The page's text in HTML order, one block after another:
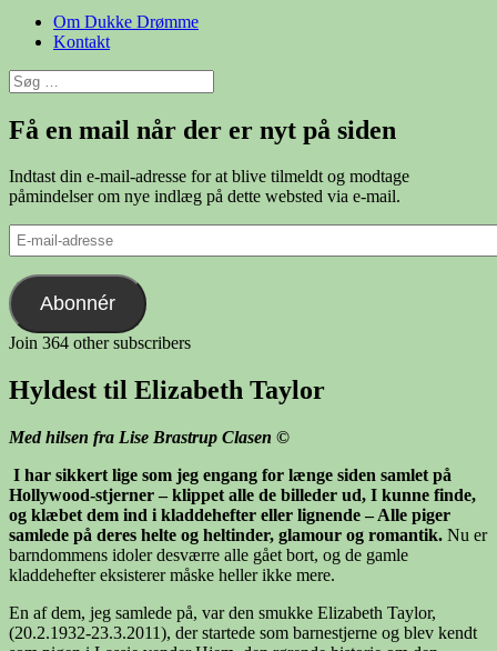
Om Dukke Drømme
Kontakt
Søg
efter:
Få en mail når der er nyt på siden
Indtast din e-mail-adresse for at blive tilmeldt og modtage
påmindelser om nye indlæg på dette websted via e-mail.
E-
mail-
adresse
Abonnér
Join 364 other subscribers
Hyldest til Elizabeth Taylor
Med hilsen fra Lise Brastrup Clasen ©
I har sikkert lige som jeg engang for længe siden samlet på
Hollywood-stjerner – klippet alle de billeder ud, I kunne finde,
og klæbet dem ind i kladdehefter eller lignende – Alle piger
samlede på deres helte og heltinder, glamour og romantik. Nu er
barndommens idoler desværre alle gået bort, og de gamle
kladdehefter eksisterer måske heller ikke mere.
En af dem, jeg samlede på, var den smukke Elizabeth Taylor,
(20.2.1932-23.3.2011), der startede som barnestjerne og blev kendt